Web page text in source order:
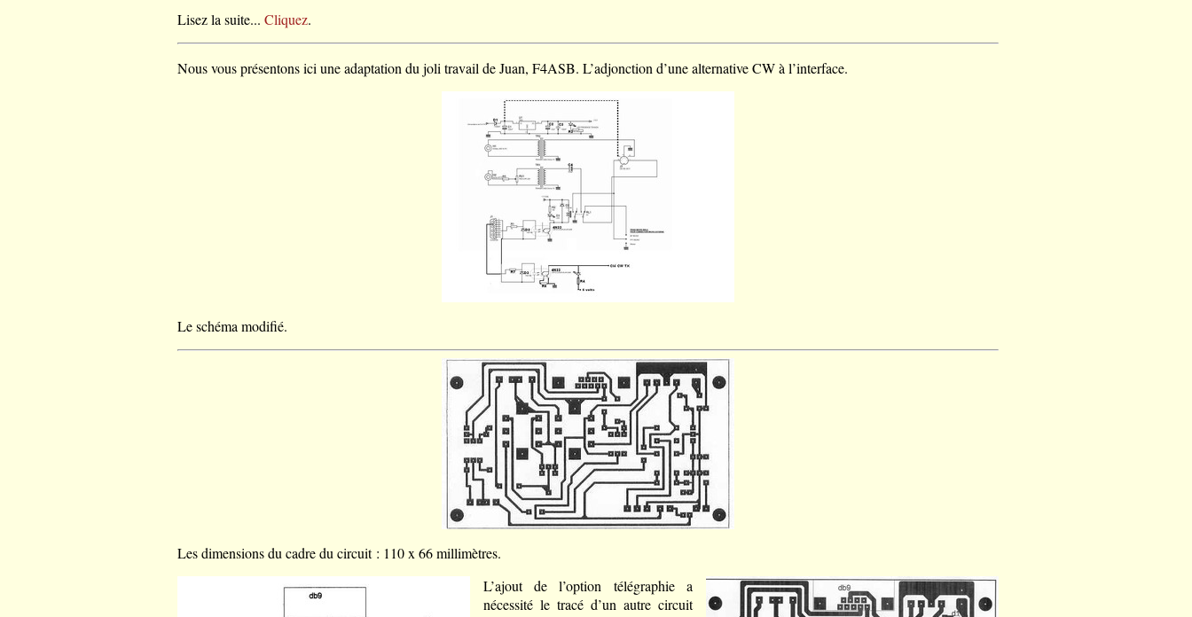
Lisez la suite... Cliquez.
Nous vous présentons ici une adaptation du joli travail de Juan, F4ASB. L’adjonction d’une alternative CW à l’interface.
Le schéma modifié.
Les dimensions du cadre du circuit : 110 x 66 millimètres.
L’ajout de l’option télégraphie a
nécessité le tracé d’un autre circuit